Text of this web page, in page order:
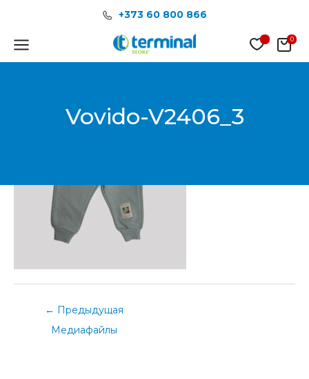
содержимому
+373 60 800 866
Main
Menu
Vovido-V2406_3
← Предыдущая
Медиафайлы